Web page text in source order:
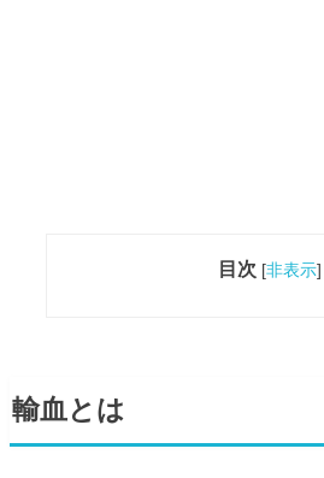
目次 [非表示]
輸血とは